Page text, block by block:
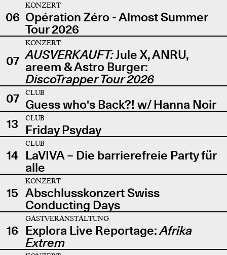
06
KONZERT
Opération Zéro - Almost Summer
Tour 2026
07
KONZERT
AUSVERKAUFT:Jule X, ANRU,
areem & Astro Burger:
DiscoTrapper Tour 2026
07
CLUB
Guess who's Back?! w/ Hanna Noir
13
CLUB
Friday Psyday
14
CLUB
LaVIVA – Die barrierefreie Party für
alle
15
KONZERT
Abschlusskonzert Swiss
Conducting Days
16
GASTVERANSTALTUNG
Explora Live Reportage:Afrika
Extrem